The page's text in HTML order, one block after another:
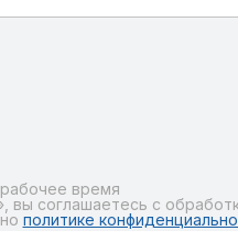
время
вы соглашаетесь с
политике